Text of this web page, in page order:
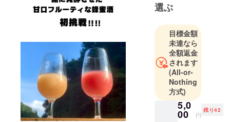
謀のヒロキ
のパー
ティーに醸
造責任者の
トシヤが参
画。さて、
ディアレッ
トフィール
ド醸造所は
どこへ向か
選ぶ
目標金額
未達なら
全額返金
されます
(All-or-
Nothing
方式)
5,0
00 円
残り42